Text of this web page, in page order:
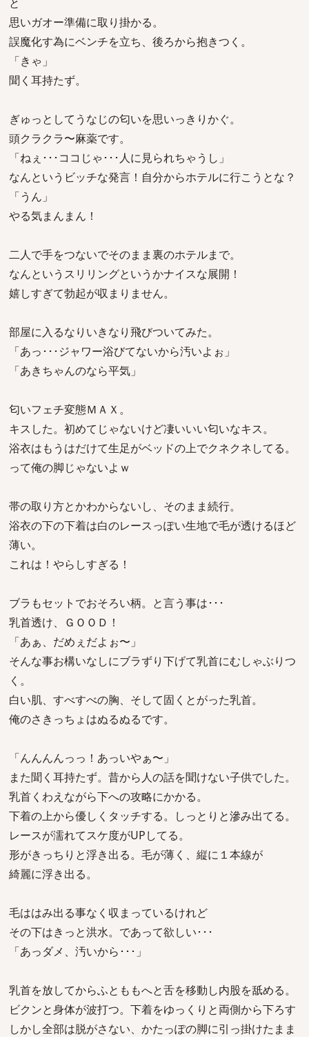
思いガオー準備に取り掛かる。
誤魔化す為にベンチを立ち、後ろから抱きつく。
「きゃ」
聞く耳持たず。
ぎゅっとしてうなじの匂いを思いっきりかぐ。
頭クラクラ〜麻薬です。
「ねぇ･･･ココじゃ･･･人に見られちゃうし」
なんというビッチな発言！自分からホテルに行こうとな？
「うん」
やる気まんまん！
二人で手をつないでそのまま裏のホテルまで。
なんというスリリングというかナイスな展開！
嬉しすぎて勃起が収まりません。
部屋に入るなりいきなり飛びついてみた。
「あっ･･･ジャワー浴びてないから汚いよぉ」
「あきちゃんのなら平気」
匂いフェチ変態ＭＡＸ。
キスした。初めてじゃないけど凄いいい匂いなキス。
浴衣はもうはだけて生足がベッドの上でクネクネしてる。
って俺の脚じゃないよｗ
帯の取り方とかわからないし、そのまま続行。
浴衣の下の下着は白のレースっぽい生地で毛が透けるほど
薄い。
これは！やらしすぎる！
ブラもセットでおそろい柄。と言う事は･･･
乳首透け、ＧＯＯＤ！
「あぁ、だめぇだよぉ〜」
そんな事お構いなしにブラずり下げて乳首にむしゃぶりつ
く。
白い肌、すべすべの胸、そして固くとがった乳首。
俺のさきっちょはぬるぬるです。
「んんんんっっ！あっいやぁ〜」
また聞く耳持たず。昔から人の話を聞けない子供でした。
乳首くわえながら下への攻略にかかる。
下着の上から優しくタッチする。しっとりと滲み出てる。
レースが濡れてスケ度がUPしてる。
形がきっちりと浮き出る。毛が薄く、縦に１本線が
綺麗に浮き出る。
毛ははみ出る事なく収まっているけれど
その下はきっと洪水。であって欲しい･･･
「あっダメ、汚いから･･･」
乳首を放してからふとももへと舌を移動し内股を舐める。
ビクンと身体が波打つ。下着をゆっくりと両側から下ろす
しかし全部は脱がさない、かたっぽの脚に引っ掛けたまま